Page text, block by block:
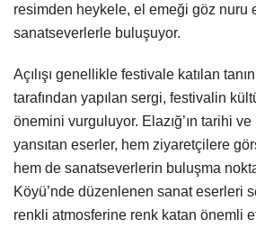
resimden heykele, el emeği göz nuru
sanatseverlerle buluşuyor.
Açılışı genellikle festivale katılan
tarafından yapılan sergi, festivalin
önemini vurguluyor. Elazığ’ın tarihi
yansıtan eserler, hem ziyaretçilere
hem de sanatseverlerin buluşma
Köyü’nde düzenlenen sanat eserleri
renkli atmosferine renk katan önemli